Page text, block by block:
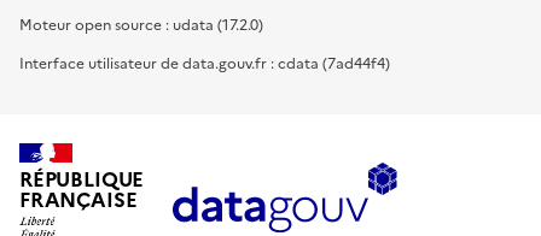
Moteur open source : udata (17.2.0)
Interface utilisateur de data.gouv.fr : cdata (7ad44f4)
RÉPUBLIQUE
FRANÇAISE